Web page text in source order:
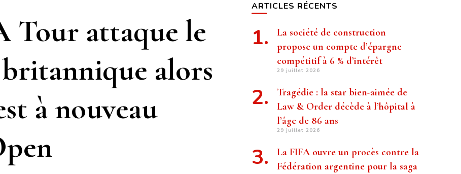
Tour attaque le
alors
à nouveau
ARTICLES RÉCENTS
La société de construction
propose un compte d’épargne
compétitif à 6 % d’intérêt
29 juillet 2026
Tragédie : la star bien-aimée de
Law & Order décède à l’hôpital à
l’âge de 86 ans
29 juillet 2026
La FIFA ouvre un procès contre la
Fédération argentine pour la saga